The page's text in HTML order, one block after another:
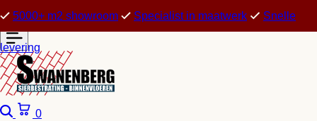
5000+ m2 showroom Specialist in maatwerk Snelle
levering
Zoeken
0